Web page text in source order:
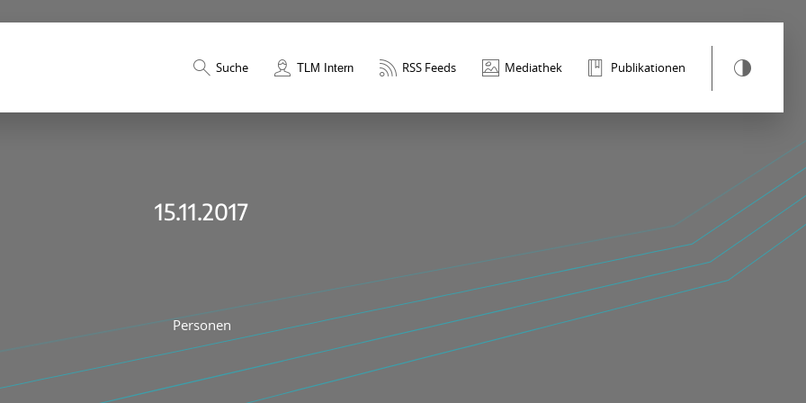
Suche TLM Intern RSS Feeds Mediathek Publikationen
15.11.2017
Personen